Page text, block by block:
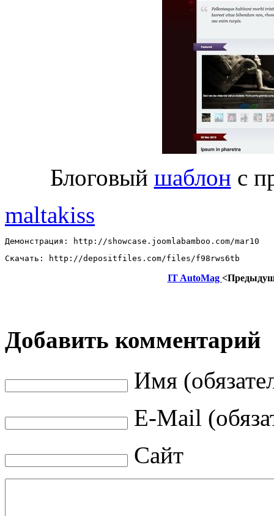
Блоговый шаблон с
maltakiss
Демонстрация: http://showcase.joomlabamboo.com/mar10
Скачать: http://depositfiles.com/files/f98rws6tb
IT AutoMag
Добавить комментарий
Имя
E-Mail
Сайт